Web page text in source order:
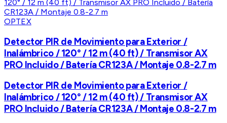
OPTEX
Detector PIR de Movimiento para Exterior /
Inalámbrico / 120° / 12 m (40 ft) / Transmisor AX
PRO Incluido / Batería CR123A / Montaje 0.8-2.7 m
Detector PIR de Movimiento para Exterior /
Inalámbrico / 120° / 12 m (40 ft) / Transmisor AX
PRO Incluido / Batería CR123A / Montaje 0.8-2.7 m